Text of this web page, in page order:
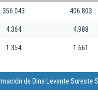
356.043 406.803
4.364 4.988
1.354 1.661
de Dina Levante Sureste